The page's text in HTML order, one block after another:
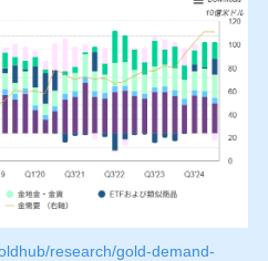
research/gold-demand-